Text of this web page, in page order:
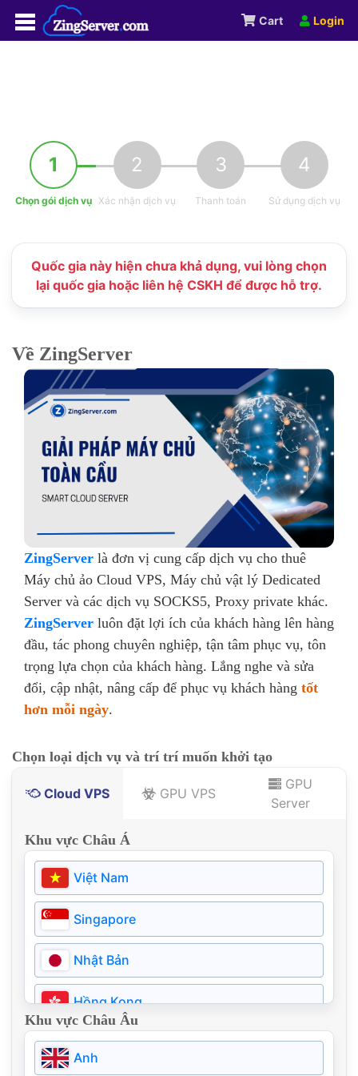
Cart Login
1
Chọn gói dịch vụ
2
Xác nhận dịch vụ
3
Thanh toán
4
Sử dụng dịch vụ
Quốc gia này hiện chưa khả dụng, vui lòng chọn
lại quốc gia hoặc liên hệ CSKH để được hỗ trợ.
Về ZingServer
ZingServer là đơn vị cung cấp dịch vụ cho thuê
Máy chủ ảo Cloud VPS, Máy chủ vật lý Dedicated
Server và các dịch vụ SOCKS5, Proxy private khác.
ZingServer luôn đặt lợi ích của khách hàng lên hàng
đầu, tác phong chuyên nghiệp, tận tâm phục vụ, tôn
trọng lựa chọn của khách hàng. Lắng nghe và sửa
đổi, cập nhật, nâng cấp để phục vụ khách hàng tốt
hơn mỗi ngày.
Chọn loại dịch vụ và trí trí muốn khởi tạo
Cloud VPS GPU VPS
GPU
Server
Khu vực Châu Á
Việt Nam
Singapore
Nhật Bản
Hồng Kong
Thái Lan
Khu vực Châu Âu
Anh